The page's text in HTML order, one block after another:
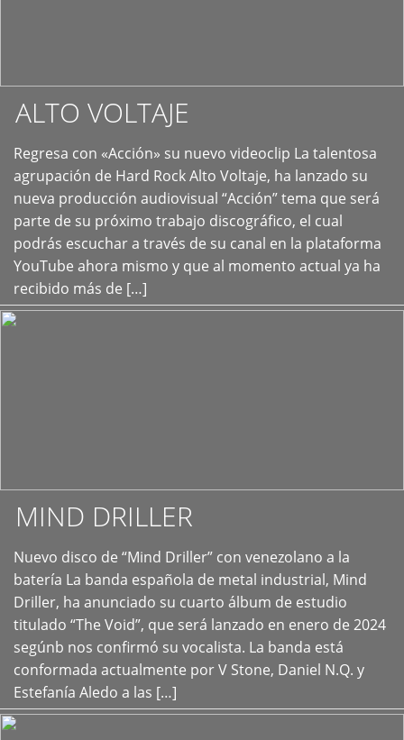
ALTO VOLTAJE
Regresa con «Acción» su nuevo videoclip La talentosa
agrupación de Hard Rock Alto Voltaje, ha lanzado su
nueva producción audiovisual “Acción” tema que será
parte de su próximo trabajo discográfico, el cual
podrás escuchar a través de su canal en la plataforma
YouTube ahora mismo y que al momento actual ya ha
recibido más de […]
+
MIND DRILLER
Nuevo disco de “Mind Driller” con venezolano a la
batería La banda española de metal industrial, Mind
Driller, ha anunciado su cuarto álbum de estudio
titulado “The Void”, que será lanzado en enero de 2024
segúnb nos confirmó su vocalista. La banda está
conformada actualmente por V Stone, Daniel N.Q. y
Estefanía Aledo a las […]
+